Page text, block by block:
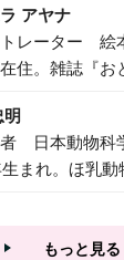
アヤナ
レーター 絵
住。雑誌『お
明
日本動物
まれ。ほ乳
もっと見る